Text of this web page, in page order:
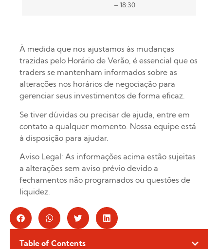
– 18:30
À medida que nos ajustamos às mudanças
trazidas pelo Horário de Verão, é essencial que os
traders se mantenham informados sobre as
alterações nos horários de negociação para
gerenciar seus investimentos de forma eficaz.
Se tiver dúvidas ou precisar de ajuda, entre em
contato a qualquer momento. Nossa equipe está
à disposição para ajudar.
Aviso Legal: As informações acima estão sujeitas
a alterações sem aviso prévio devido a
fechamentos não programados ou questões de
liquidez.
Table of Contents